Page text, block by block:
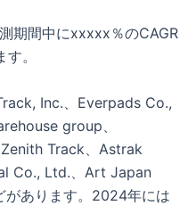
期間中にxxxxx％のCAGR
。
Inc.、Everpads Co.,
group、
Track、Astrak
Co., Ltd.、Art Japan
あります。2024年には